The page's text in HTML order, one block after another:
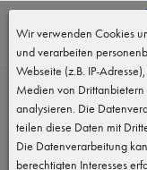
MENÜ
Wir verwenden Cookies
und verarbeiten
Webseite (z.B. IP-
Medien von
analysieren. Die
teilen diese Daten mit
Die Datenverarbeitung
berechtigten Interesses